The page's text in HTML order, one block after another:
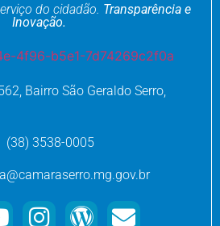
do cidadão. Transparência e
Inovação.
Bairro São Geraldo Serro,
(38) 3538-0005